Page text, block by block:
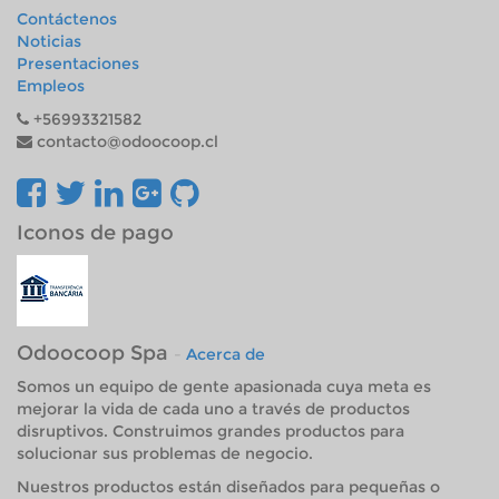
Contáctenos
Noticias
Presentaciones
Empleos
+56993321582
contacto@odoocoop.cl
Iconos de pago
Odoocoop Spa Acerca de
Somos un equipo de gente apasionada cuya meta es
mejorar la vida de cada uno a través de productos
disruptivos. Construimos grandes productos para
solucionar sus problemas de negocio.
Nuestros productos están diseñados para pequeñas o